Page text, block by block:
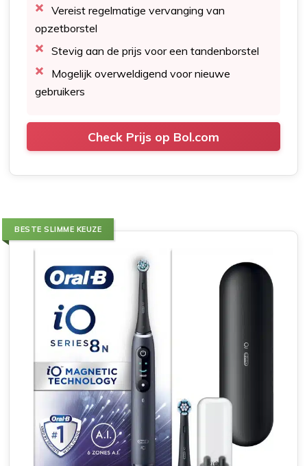
Vereist regelmatige vervanging van
opzetborstel
Stevig aan de prijs voor een tandenborstel
Mogelijk overweldigend voor nieuwe
gebruikers
Check Prijs op Bol.com
BESTE SLIMME KEUZE